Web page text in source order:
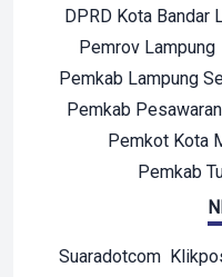
DPRD Kota Bandar
Pemrov Lampung
Pemkab Lampung
Pemkab Pesawaran
Pemkot Kota
Pemkab
Suaradotcom